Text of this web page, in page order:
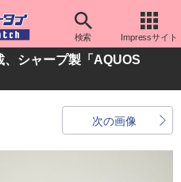
検索 Impressサイト
シャープ製「AQUOS
次の画像